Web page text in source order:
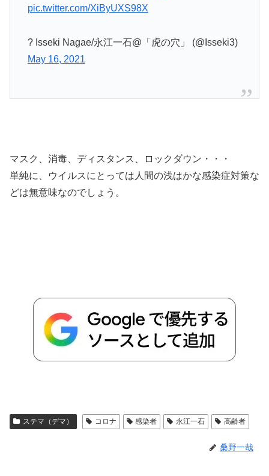
pic.twitter.com/XiByUXS98X
? Isseki Nagae/永江一石@「虎の穴」 (@Isseki3)
May 16, 2021
マスク、消毒、ディスタンス、ロックダウン・・・
単純に、ウイルスにとっては人間の浅はかな感染症対策な
どは無意味なのでしょう。
ステマ（デマ） コロナ 感染者 永江一石 高齢者
桑野一哉